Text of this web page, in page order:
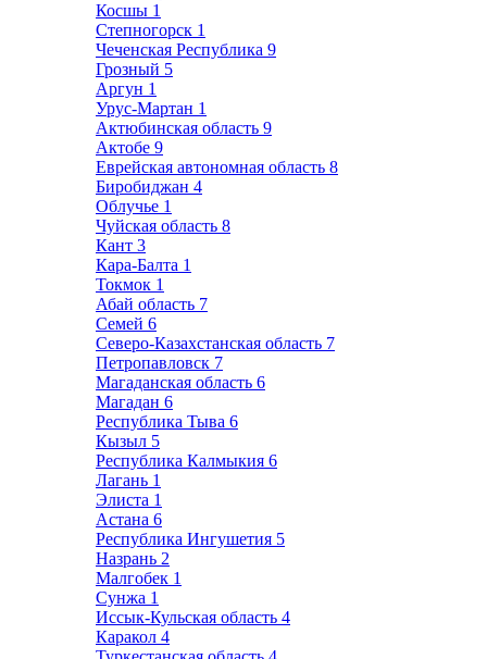
Косшы 1
Степногорск 1
Чеченская Республика 9
Грозный 5
Аргун 1
Урус-Мартан 1
Актюбинская область 9
Актобе 9
Еврейская автономная область 8
Биробиджан 4
Облучье 1
Чуйская область 8
Кант 3
Кара-Балта 1
Токмок 1
Абай область 7
Семей 6
Северо-Казахстанская область 7
Петропавловск 7
Магаданская область 6
Магадан 6
Республика Тыва 6
Кызыл 5
Республика Калмыкия 6
Лагань 1
Элиста 1
Астана 6
Республика Ингушетия 5
Назрань 2
Малгобек 1
Сунжа 1
Иссык-Кульская область 4
Каракол 4